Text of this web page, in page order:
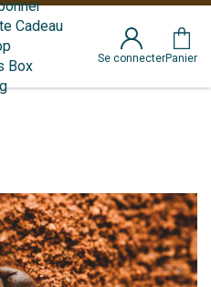
Cadeau
Box
Se connecterPanier